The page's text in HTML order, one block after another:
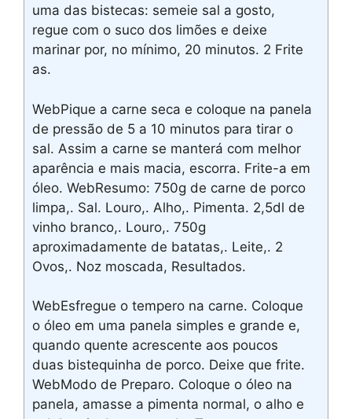
uma das bistecas: semeie sal a gosto,
regue com o suco dos limões e deixe
marinar por, no mínimo, 20 minutos. 2 Frite
as.
WebPique a carne seca e coloque na panela
de pressão de 5 a 10 minutos para tirar o
sal. Assim a carne se manterá com melhor
aparência e mais macia, escorra. Frite-a em
óleo. WebResumo: 750g de carne de porco
limpa,. Sal. Louro,. Alho,. Pimenta. 2,5dl de
vinho branco,. Louro,. 750g
aproximadamente de batatas,. Leite,. 2
Ovos,. Noz moscada, Resultados.
WebEsfregue o tempero na carne. Coloque
o óleo em uma panela simples e grande e,
quando quente acrescente aos poucos
duas bistequinha de porco. Deixe que frite.
WebModo de Preparo. Coloque o óleo na
panela, amasse a pimenta normal, o alho e